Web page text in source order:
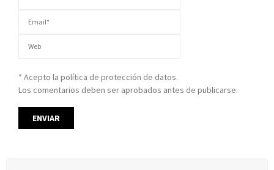
* Acepto la política de protección de datos.
Los comentarios deben ser aprobados antes de publicarse.